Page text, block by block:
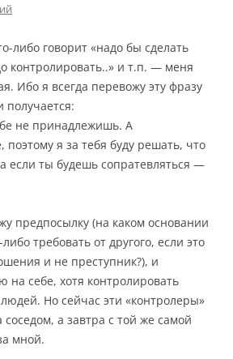
либо говорит «надо бы сделать
контролировать..» и т.п. — меня
Ибо я всегда перевожу эту фразу
не принадлежишь. А
я за тебя буду решать, что
если ты будешь сопратевляться —
предпосылку (на каком основании
требовать от другого, если это
и не преступник?), и
себе, хотя контролировать
Но сейчас эти «контролеры»
а завтра с той же самой
мной.